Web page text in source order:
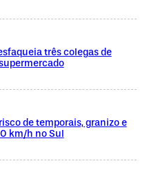
três colegas de
de temporais, granizo e
km/h no Sul